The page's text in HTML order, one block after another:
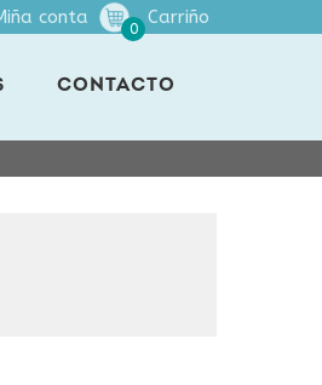
conta
0
Carriño
CONTACTO